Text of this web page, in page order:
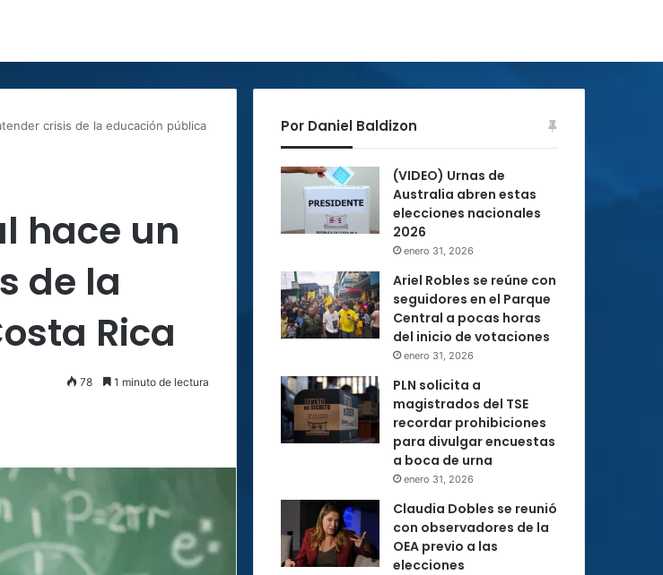
crisis de la educación pública
hace un
de la
Rica
78 1 minuto de lectura
Por Daniel Baldizon
(VIDEO) Urnas de
Australia abren estas
elecciones nacionales
2026
enero 31, 2026
Ariel Robles se reúne con
seguidores en el Parque
Central a pocas horas
del inicio de votaciones
enero 31, 2026
PLN solicita a
magistrados del TSE
recordar prohibiciones
para divulgar encuestas
a boca de urna
enero 31, 2026
Claudia Dobles se reunió
con observadores de la
OEA previo a las
elecciones